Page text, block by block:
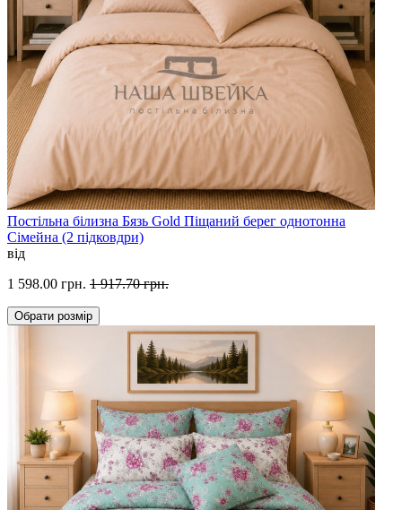
Постільна білизна Бязь Gold Піщаний берег однотонна
Сімейна (2 підковдри)
від
1 598.00 грн. 1 917.70 грн.
Обрати розмір